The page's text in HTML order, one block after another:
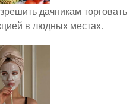
дачникам торговать
в людных местах.